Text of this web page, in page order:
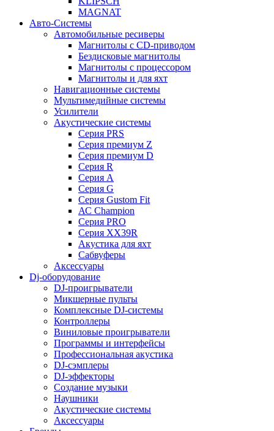
MAGNAT
Авто-Системы
Автомобильные ресиверы
Магнитолы с CD-приводом
Бездисковые магнитолы
Магнитолы с процессором
Магнитолы и для яхт
Навигационные системы
Мультимедийные системы
Усилители
Акустические системы
Cерия PRS
Cерия премиум Z
Cерия премиум D
Cерия R
Cерия A
Cерия G
Cерия Gustom Fit
АС Champion
Cерия PRO
Cерия XX39R
Акустика для яхт
Сабвуферы
Аксессуары
Dj-оборудование
DJ-проигрыватели
Микшерные пульты
Комплексные DJ-системы
Контроллеры
Виниловые проигрыватели
Программы и интерфейсы
Профессиональная акустика
DJ-сэмплеры
DJ-эффекторы
Создание музыки
Наушники
Акустические системы
Аксессуары